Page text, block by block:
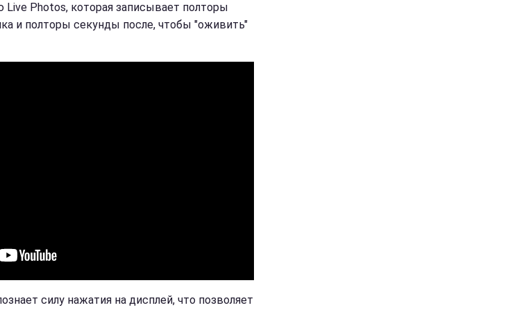
Live Photos, которая записывает полторы
и полторы секунды после, чтобы "оживить"
силу нажатия на дисплей, что позволяет